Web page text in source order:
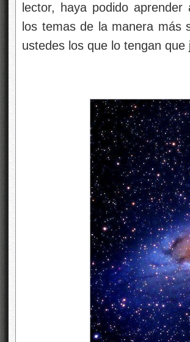
lector, haya podido
los temas de la manera más
ustedes los que lo tengan que